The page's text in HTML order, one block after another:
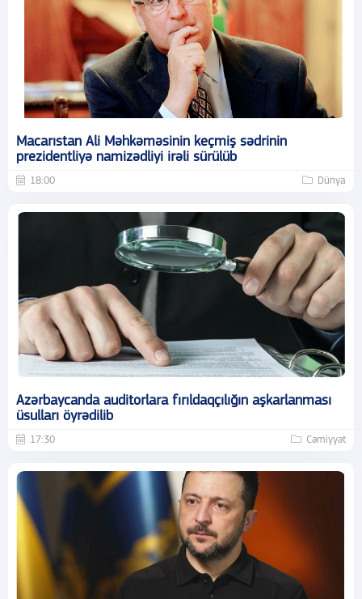
Macarıstan Ali Məhkəməsinin keçmiş sədrinin
prezidentliyə namizədliyi irəli sürülüb
18:00 Dünya
Azərbaycanda auditorlara fırıldaqçılığın aşkarlanması
üsulları öyrədilib
17:30 Cəmiyyət